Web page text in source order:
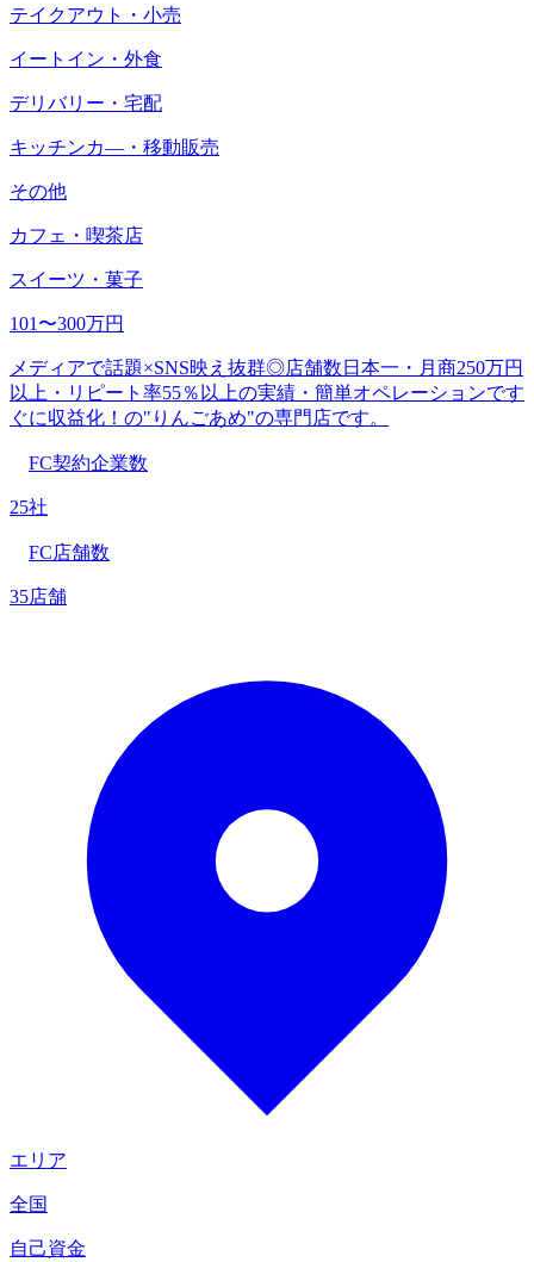
テイクアウト・小売
イートイン・外食
デリバリー・宅配
キッチンカ―・移動販売
その他
カフェ・喫茶店
スイーツ・菓子
101〜300万円
メディアで話題×SNS映え抜群◎店舗数日本一・月商250万円
以上・リピート率55％以上の実績・簡単オペレーションです
ぐに収益化！の"りんごあめ"の専門店です。
FC契約企業数
25社
FC店舗数
35店舗
エリア
全国
自己資金